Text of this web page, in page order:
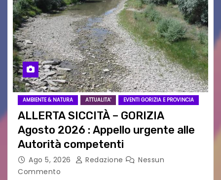
AMBIENTE & NATURA ATTUALITA' EVENTI GORIZIA E PROVINCIA
ALLERTA SICCITÀ – GORIZIA
Agosto 2026 : Appello urgente alle
Autorità competenti
Ago 5, 2026 Redazione
Nessun
Commento